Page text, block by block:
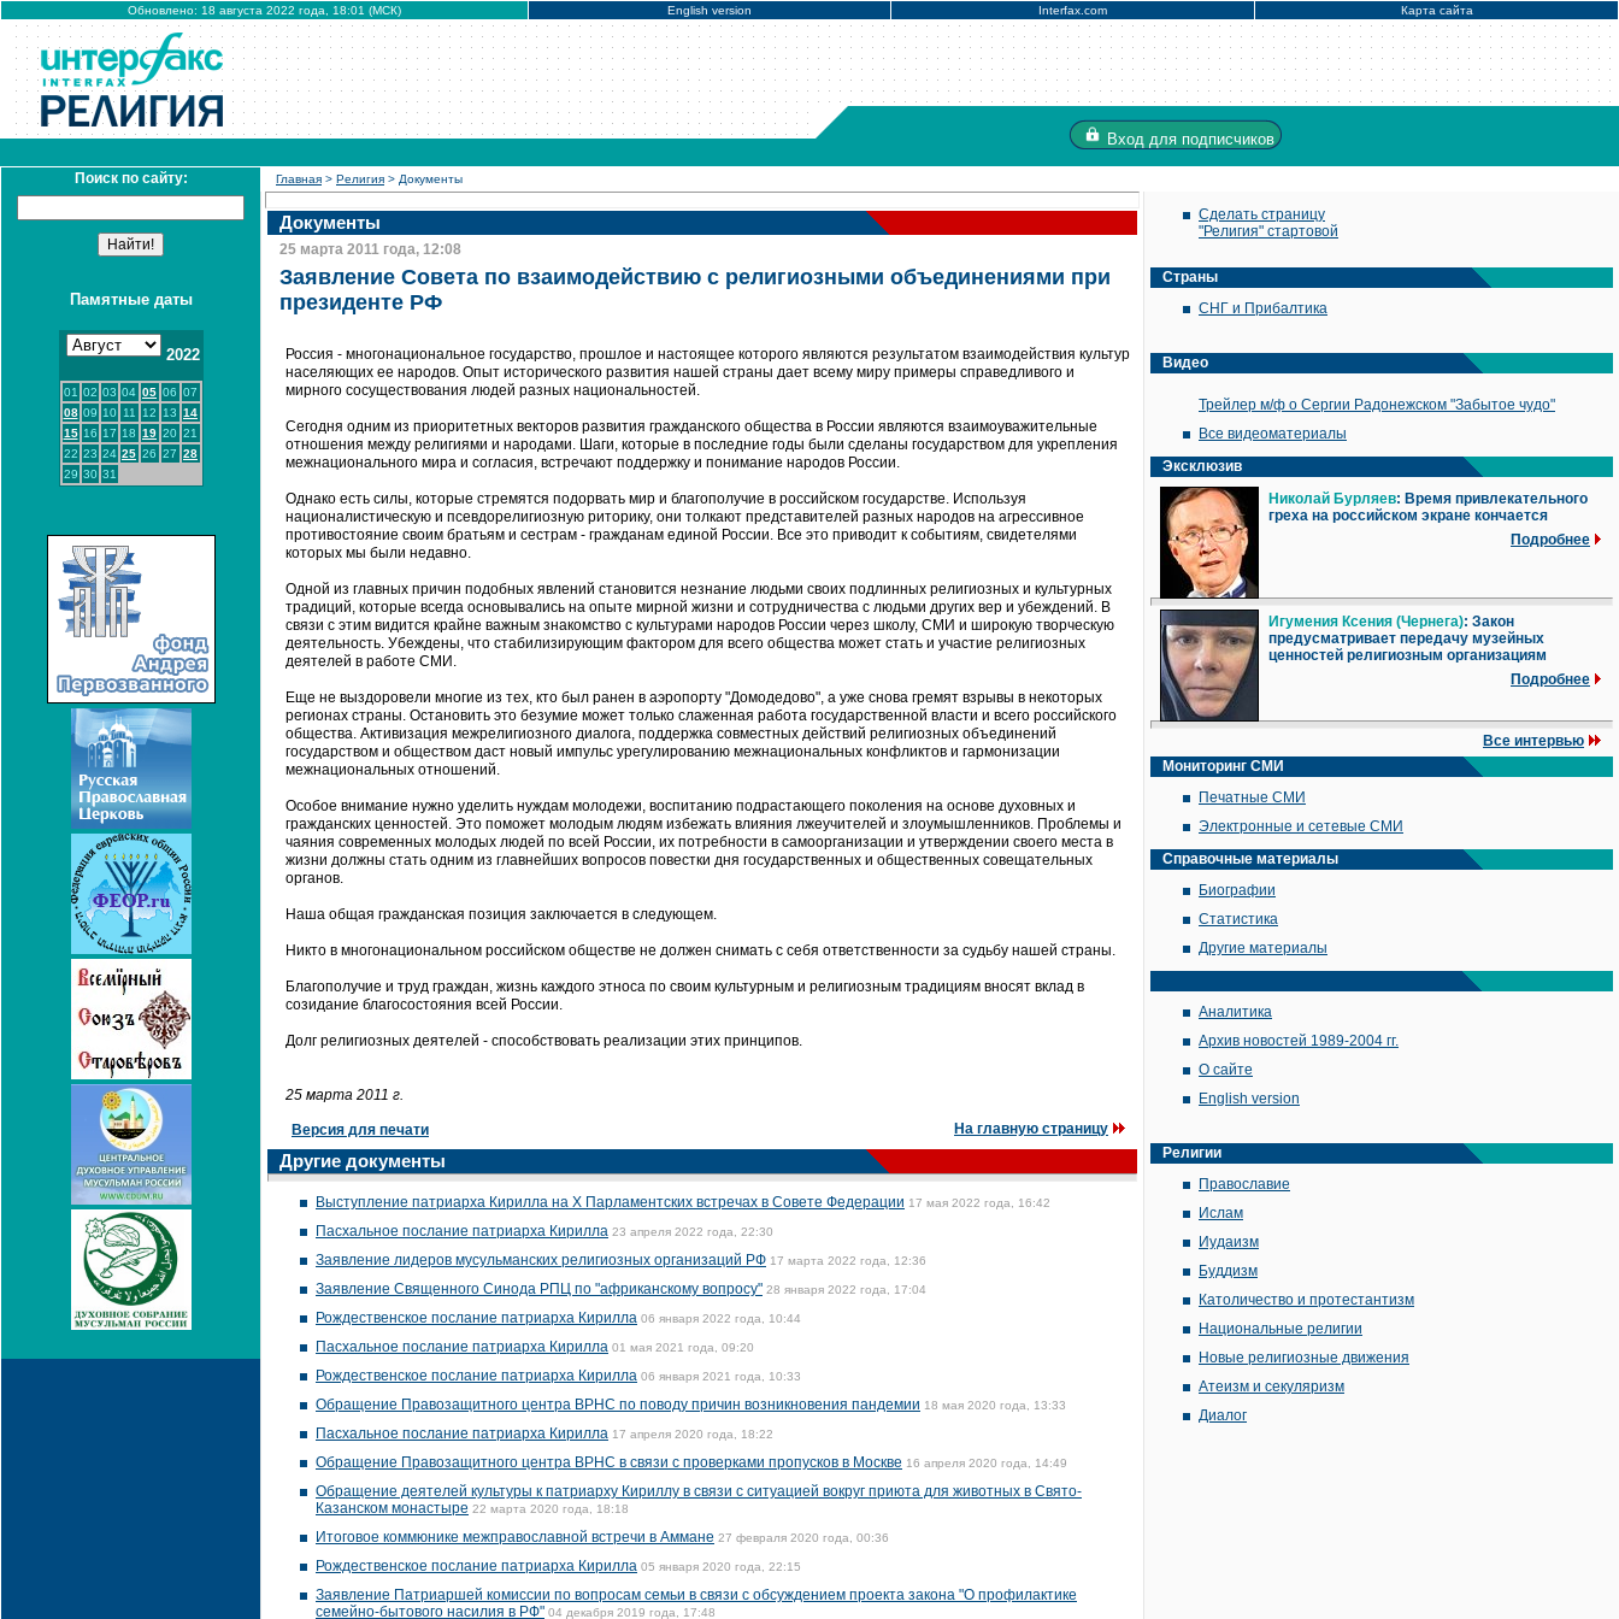
Обновлено: 18 августа 2022 года, 18:01 (МСК) English version Interfax.com Карта сайта
Вход для подписчиков
Поиск по сайту:
Памятные даты
2022
01 02 03 04 05 06 07
08 09 10 11 12 13 14
15 16 17 18 19 20 21
22 23 24 25 26 27 28
29 30 31
Главная > Религия > Документы
Документы
25 марта 2011 года, 12:08
Заявление Совета по взаимодействию с религиозными объединениями при
президенте РФ
Россия - многонациональное государство, прошлое и настоящее которого являются результатом взаимодействия культур
населяющих ее народов. Опыт исторического развития нашей страны дает всему миру примеры справедливого и
мирного сосуществования людей разных национальностей.
Сегодня одним из приоритетных векторов развития гражданского общества в России являются взаимоуважительные
отношения между религиями и народами. Шаги, которые в последние годы были сделаны государством для укрепления
межнационального мира и согласия, встречают поддержку и понимание народов России.
Однако есть силы, которые стремятся подорвать мир и благополучие в российском государстве. Используя
националистическую и псевдорелигиозную риторику, они толкают представителей разных народов на агрессивное
противостояние своим братьям и сестрам - гражданам единой России. Все это приводит к событиям, свидетелями
которых мы были недавно.
Одной из главных причин подобных явлений становится незнание людьми своих подлинных религиозных и культурных
традиций, которые всегда основывались на опыте мирной жизни и сотрудничества с людьми других вер и убеждений. В
связи с этим видится крайне важным знакомство с культурами народов России через школу, СМИ и широкую творческую
деятельность. Убеждены, что стабилизирующим фактором для всего общества может стать и участие религиозных
деятелей в работе СМИ.
Еще не выздоровели многие из тех, кто был ранен в аэропорту "Домодедово", а уже снова гремят взрывы в некоторых
регионах страны. Остановить это безумие может только слаженная работа государственной власти и всего российского
общества. Активизация межрелигиозного диалога, поддержка совместных действий религиозных объединений
государством и обществом даст новый импульс урегулированию межнациональных конфликтов и гармонизации
межнациональных отношений.
Особое внимание нужно уделить нуждам молодежи, воспитанию подрастающего поколения на основе духовных и
гражданских ценностей. Это поможет молодым людям избежать влияния лжеучителей и злоумышленников. Проблемы и
чаяния современных молодых людей по всей России, их потребности в самоорганизации и утверждении своего места в
жизни должны стать одним из главнейших вопросов повестки дня государственных и общественных совещательных
органов.
Наша общая гражданская позиция заключается в следующем.
Никто в многонациональном российском обществе не должен снимать с себя ответственности за судьбу нашей страны.
Благополучие и труд граждан, жизнь каждого этноса по своим культурным и религиозным традициям вносят вклад в
созидание благосостояния всей России.
Долг религиозных деятелей - способствовать реализации этих принципов.
25 марта 2011 г.
Версия для печати На главную страницу
Другие документы
Выступление патриарха Кирилла на X Парламентских встречах в Совете Федерации 17 мая 2022 года, 16:42
Пасхальное послание патриарха Кирилла 23 апреля 2022 года, 22:30
Заявление лидеров мусульманских религиозных организаций РФ 17 марта 2022 года, 12:36
Заявление Священного Синода РПЦ по "африканскому вопросу" 28 января 2022 года, 17:04
Рождественское послание патриарха Кирилла 06 января 2022 года, 10:44
Пасхальное послание патриарха Кирилла 01 мая 2021 года, 09:20
Рождественское послание патриарха Кирилла 06 января 2021 года, 10:33
Обращение Правозащитного центра ВРНС по поводу причин возникновения пандемии 18 мая 2020 года, 13:33
Пасхальное послание патриарха Кирилла 17 апреля 2020 года, 18:22
Обращение Правозащитного центра ВРНС в связи с проверками пропусков в Москве 16 апреля 2020 года, 14:49
Обращение деятелей культуры к патриарху Кириллу в связи с ситуацией вокруг приюта для животных в Свято-
Казанском монастыре 22 марта 2020 года, 18:18
Итоговое коммюнике межправославной встречи в Аммане 27 февраля 2020 года, 00:36
Рождественское послание патриарха Кирилла 05 января 2020 года, 22:15
Заявление Патриаршей комиссии по вопросам семьи в связи с обсуждением проекта закона "О профилактике
семейно-бытового насилия в РФ" 04 декабря 2019 года, 17:48
Сделать страницу
"Религия" стартовой
Страны
СНГ и Прибалтика
Видео
Трейлер м/ф о Сергии Радонежском "Забытое чудо"
Все видеоматериалы
Эксклюзив
Николай Бурляев: Время привлекательного
греха на российском экране кончается
Подробнее
Игумения Ксения (Чернега): Закон
предусматривает передачу музейных
ценностей религиозным организациям
Подробнее
Все интервью
Мониторинг СМИ
Печатные СМИ
Электронные и сетевые СМИ
Справочные материалы
Биографии
Статистика
Другие материалы
Аналитика
Архив новостей 1989-2004 гг.
О сайте
English version
Религии
Православие
Ислам
Иудаизм
Буддизм
Католичество и протестантизм
Национальные религии
Новые религиозные движения
Атеизм и секуляризм
Диалог